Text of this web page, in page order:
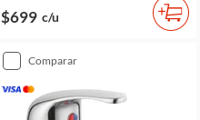
$699 c/u
comparar